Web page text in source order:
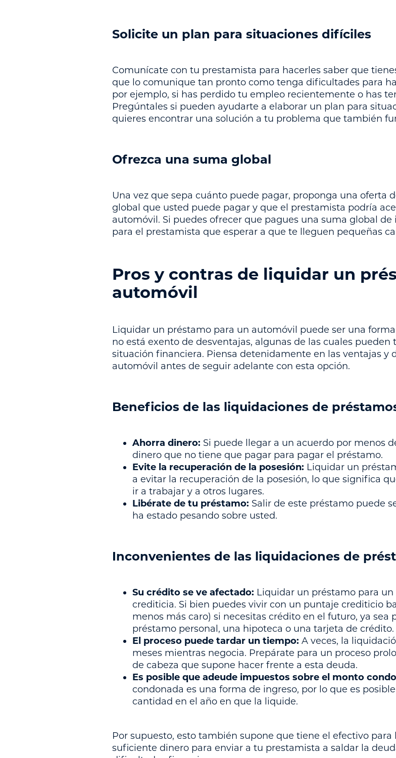
Solicite un plan para situaciones difíciles
Comunícate con tu prestamista para hacerles saber que
que lo comunique tan pronto como tenga dificultades para
por ejemplo, si has perdido tu empleo recientemente o has
Pregúntales si pueden ayudarte a elaborar un plan para
quieres encontrar una solución a tu problema que también
Ofrezca una suma global
Una vez que sepa cuánto puede pagar, proponga una oferta
global que usted puede pagar y que el prestamista podría
automóvil. Si puedes ofrecer que pagues una suma global
para el prestamista que esperar a que te lleguen pequeñas
Pros y contras de liquidar un
automóvil
Liquidar un préstamo para un automóvil puede ser una
no está exento de desventajas, algunas de las cuales pueden
situación financiera. Piensa detenidamente en las ventajas y
automóvil antes de seguir adelante con esta opción.
Beneficios de las liquidaciones de
Ahorra dinero: Si puede llegar a un acuerdo por menos
dinero que no tiene que pagar para pagar el préstamo.
Evite la recuperación de la posesión: Liquidar un
a evitar la recuperación de la posesión, lo que significa
ir a trabajar y a otros lugares.
Libérate de tu préstamo: Salir de este préstamo puede
ha estado pesando sobre usted.
Inconvenientes de las liquidaciones de
Su crédito se ve afectado: Liquidar un préstamo para
crediticia. Si bien puedes vivir con un puntaje crediticio
menos más caro) si necesitas crédito en el futuro, ya
préstamo personal, una hipoteca o una tarjeta de crédito.
El proceso puede tardar un tiempo: A veces, la
meses mientras negocia. Prepárate para un proceso
de cabeza que supone hacer frente a esta deuda.
Es posible que adeude impuestos sobre el monto
condonada es una forma de ingreso, por lo que es
cantidad en el año en que la liquide.
Por supuesto, esto también supone que tiene el efectivo
suficiente dinero para enviar a tu prestamista a saldar la